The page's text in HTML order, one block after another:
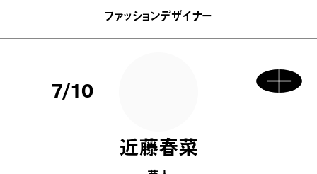
ファッションデザイナー
7/10
近藤春菜